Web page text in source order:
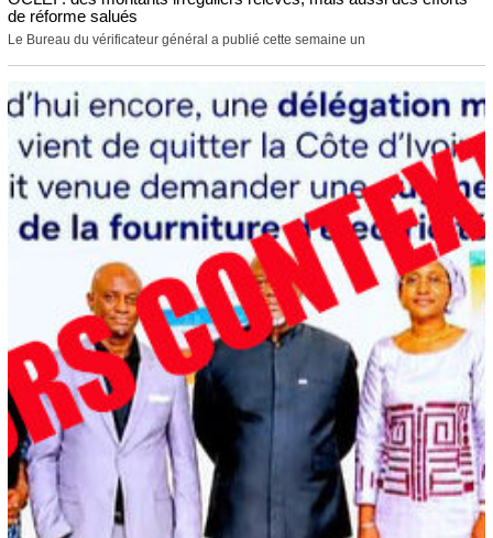
de réforme salués
Le Bureau du vérificateur général a publié cette semaine un